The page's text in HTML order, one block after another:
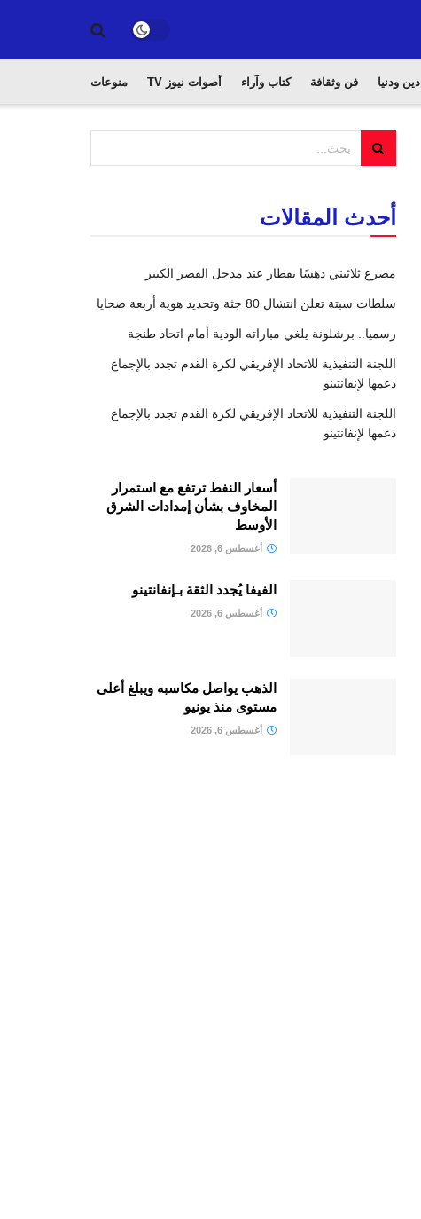
دين ودنيا فن وثقافة كتاب وآراء أصوات نيوز TV منوعات
أحدث المقالات
مصرع ثلاثيني دهسًا بقطار عند مدخل القصر الكبير
سلطات سبتة تعلن انتشال 80 جثة وتحديد هوية أربعة ضحايا
رسميا.. برشلونة يلغي مباراته الودية أمام اتحاد طنجة
اللجنة التنفيذية للاتحاد الإفريقي لكرة القدم تجدد بالإجماع
دعمها لإنفانتينو
اللجنة التنفيذية للاتحاد الإفريقي لكرة القدم تجدد بالإجماع
دعمها لإنفانتينو
أسعار النفط ترتفع مع استمرار
المخاوف بشأن إمدادات الشرق
الأوسط
أغسطس 6, 2026
الفيفا يُجدد الثقة بـإنفانتينو
أغسطس 6, 2026
الذهب يواصل مكاسبه ويبلغ أعلى
مستوى منذ يونيو
أغسطس 6, 2026